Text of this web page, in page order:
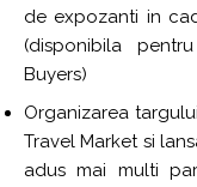
de expozanti in
(disponibila
Buyers)
Organizarea
Travel Market si
adus mai multi